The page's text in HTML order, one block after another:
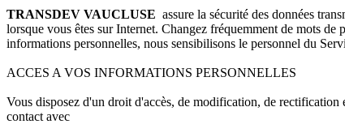
TRANSDEV VAUCLUSE assure la sécurité des données
lorsque vous êtes sur Internet. Changez fréquemment de mots
informations personnelles, nous sensibilisons le personnel du
ACCES A VOS INFORMATIONS PERSONNELLES
Vous disposez d'un droit d'accès, de modification, de
contact avec